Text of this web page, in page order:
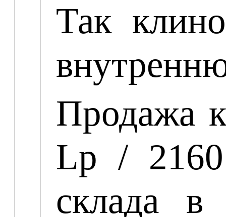
Так
Продажа
Lp /
склада